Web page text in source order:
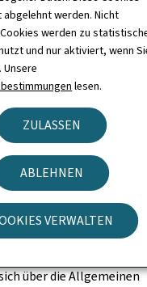
abgelehnt werden. Nicht
werden zu
und nur aktiviert, wenn
Unsere
lesen.
ZULASSEN
ABLEHNEN
VERWALTEN
eine
von Rechten,
mit dieser
aufgrund von
oder aus
Ergänzungen
über die Allgemeinen